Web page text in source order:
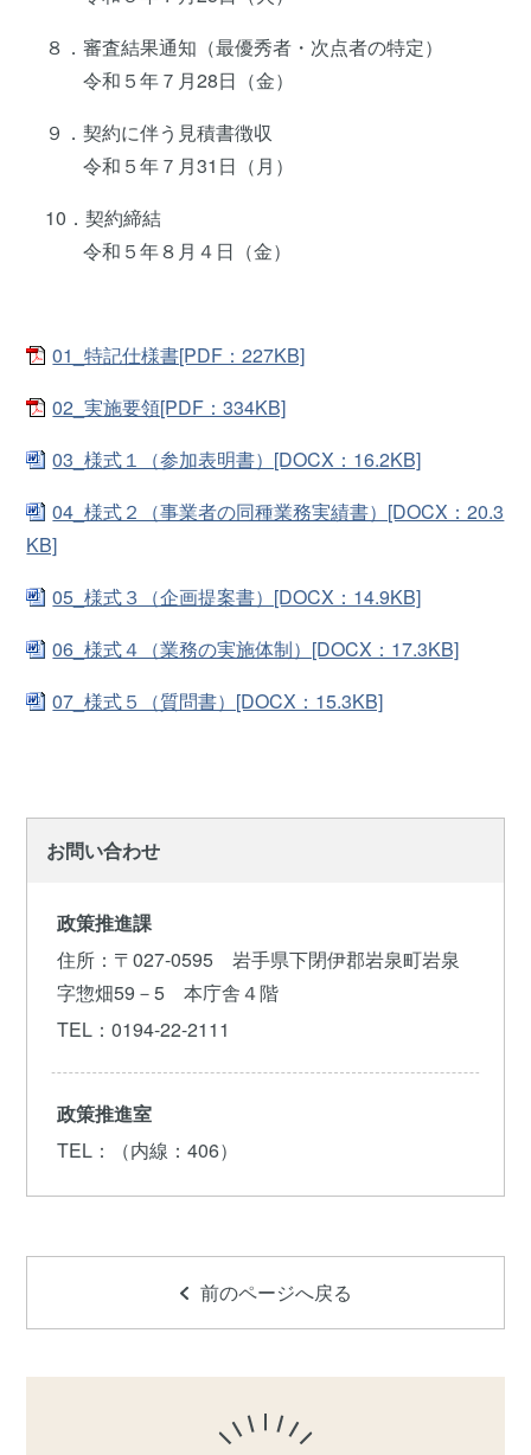
８．審査結果通知（最優秀者・次点者の特定）
令和５年７月28日（金）
９．契約に伴う見積書徴収
令和５年７月31日（月）
10．契約締結
令和５年８月４日（金）
01_特記仕様書[PDF：227KB]
02_実施要領[PDF：334KB]
03_様式１（参加表明書）[DOCX：16.2KB]
04_様式２（事業者の同種業務実績書）[DOCX：20.3
KB]
05_様式３（企画提案書）[DOCX：14.9KB]
06_様式４（業務の実施体制）[DOCX：17.3KB]
07_様式５（質問書）[DOCX：15.3KB]
お問い合わせ
政策推進課
住所 ：〒027-0595 岩手県下閉伊郡岩泉町岩泉
字惣畑59－5 本庁舎４階
TEL ：0194-22-2111
政策推進室
TEL ：（内線：406）
前のページへ戻る